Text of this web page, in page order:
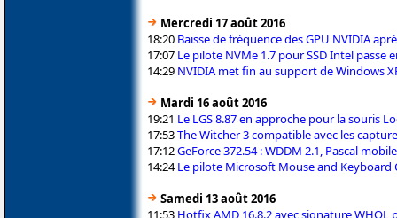
Mercredi 17 août 2016
18:20 Baisse de fréquence des GPU NVIDIA
17:07 Le pilote NVMe 1.7 pour SSD Intel passe
14:29 NVIDIA met fin au support de Windows
Mardi 16 août 2016
19:21 Le LGS 8.87 en approche pour la souris
17:53The Witcher 3 compatible avec les
17:12GeForce 372.54 : WDDM 2.1, Pascal
14:24Le pilote Microsoft Mouse and Keyboard
Samedi 13 août 2016
11:53 Hotfix AMD 16.8.2 avec signature